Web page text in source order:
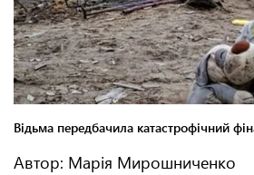
Автор: Марія Мирошниченко